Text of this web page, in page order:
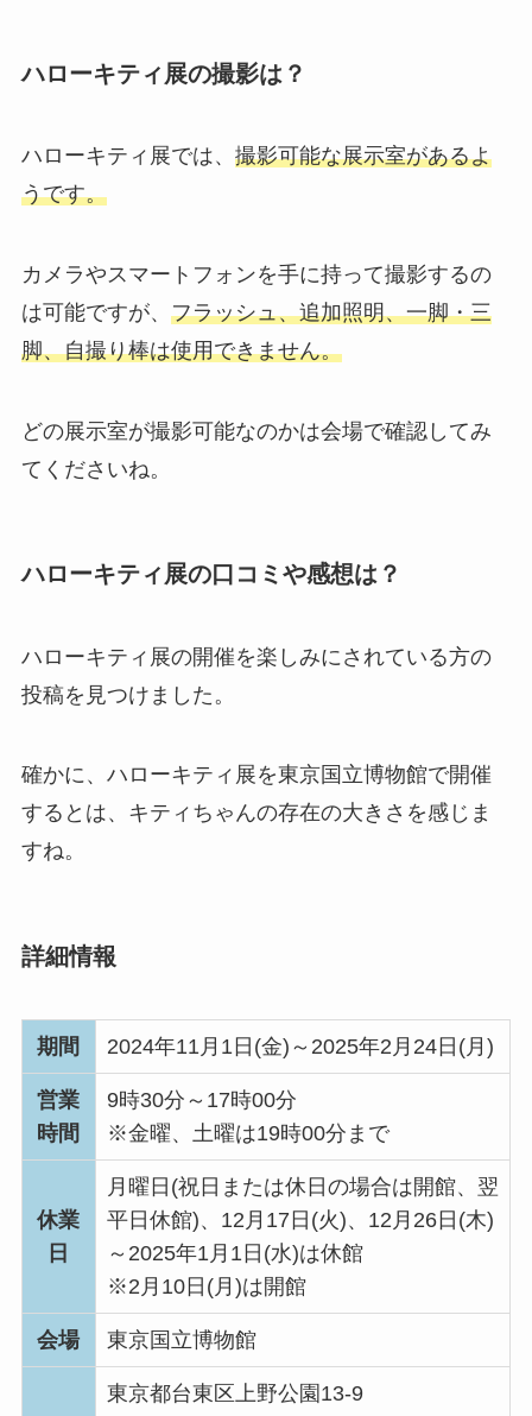
ハローキティ展の撮影は？
ハローキティ展では、 撮影可能な展示室があるよ
うです。
カメラやスマートフォンを手に持って撮影するの
は可能ですが、 フラッシュ、追加照明、一脚・三
脚、自撮り棒は使用できません。
どの展示室が撮影可能なのかは会場で確認してみ
てくださいね。
ハローキティ展の口コミや感想は？
ハローキティ展の開催を楽しみにされている方の
投稿を見つけました。
確かに、ハローキティ展を東京国立博物館で開催
するとは、キティちゃんの存在の大きさを感じま
すね。
詳細情報
期間 2024年11月1日(金)～2025年2月24日(月)
営業
時間
9時30分～17時00分
※金曜、土曜は19時00分まで
休業
日
月曜日(祝日または休日の場合は開館、翌
平日休館)、12月17日(火)、12月26日(木)
～2025年1月1日(水)は休館
※2月10日(月)は開館
会場 東京国立博物館
東京都台東区上野公園13-9